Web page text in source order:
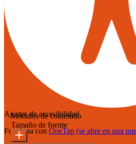
Ajustes de accesibilidad
Funciona con OneTap (se abre en una
Módulos de contenido
Tamaño de fuente